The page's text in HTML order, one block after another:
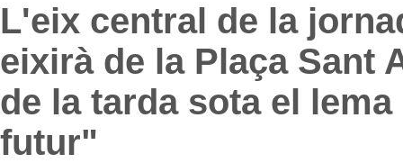
L'eix central de la
eixirà de la Plaça Sant
de la tarda sota el
futur"